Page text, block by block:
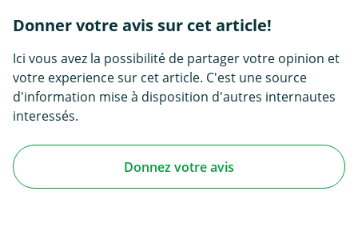
Donner votre avis sur cet article!
Ici vous avez la possibilité de partager votre opinion et
votre experience sur cet article. C'est une source
d'information mise à disposition d'autres internautes
interessés.
Donnez votre avis